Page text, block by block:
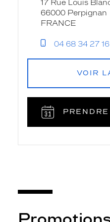
17 Rue Louis
66000 Perpignan
FRANCE
04 68 34 27 16
VOIR